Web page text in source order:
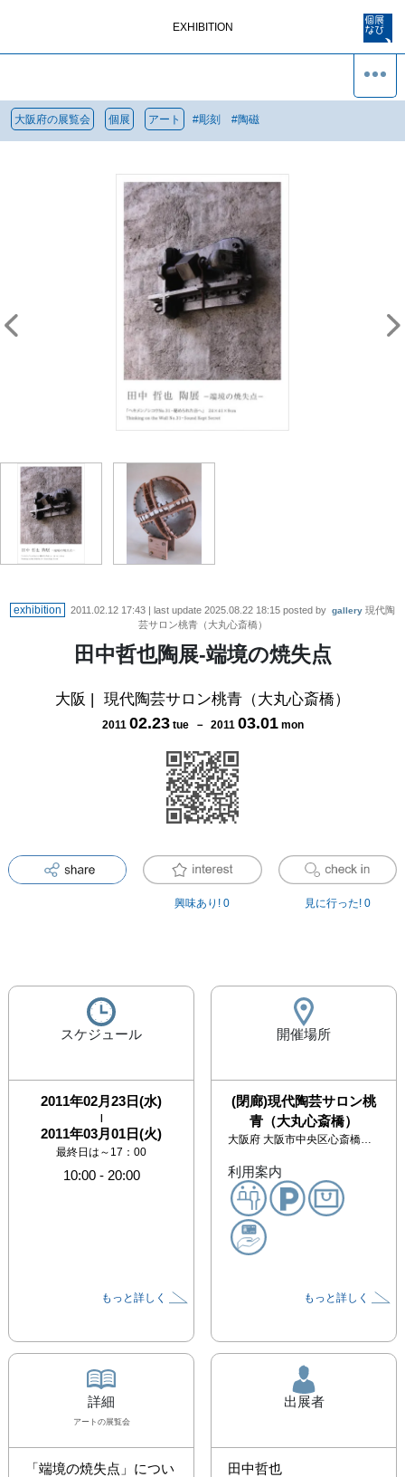
EXHIBITION
大阪府の展覧会 個展 アート #彫刻 #陶磁
exhibition 2011.02.12 17:43 | last update 2025.08.22 18:15 posted by gallery 現代陶
芸サロン桃青（大丸心斎橋）
田中哲也陶展‐端境の焼失点
大阪 | 現代陶芸サロン桃青（大丸心斎橋）
2011 02.23 tue－ 2011 03.01 mon
興味あり! 0 見に行った! 0
スケジュール
2011年02月23日(水)
|
2011年03月01日(火)
最終日は～17：00
10:00- 20:00
もっと詳しく
開催場所
(閉廊)現代陶芸サロン桃
青（大丸心斎橋）
大阪府 大阪市中央区心斎橋筋1-7-1 北館12階
利用案内
もっと詳しく
詳細
アート の展覧会
「端境の焼失点」につい
出展者
田中哲也